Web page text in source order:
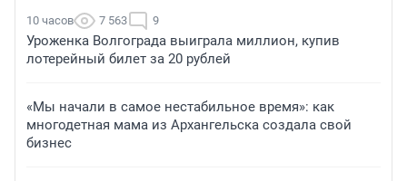
10 часов 7 563 9
Уроженка Волгограда выиграла миллион, купив
лотерейный билет за 20 рублей
«Мы начали в самое нестабильное время»: как
многодетная мама из Архангельска создала свой
бизнес